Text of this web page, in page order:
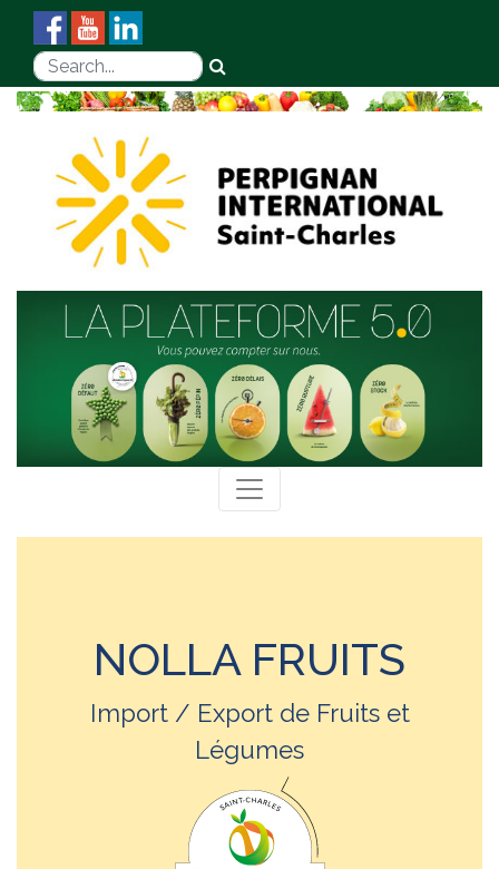
NOLLA FRUITS
Import / Export de Fruits et
Légumes